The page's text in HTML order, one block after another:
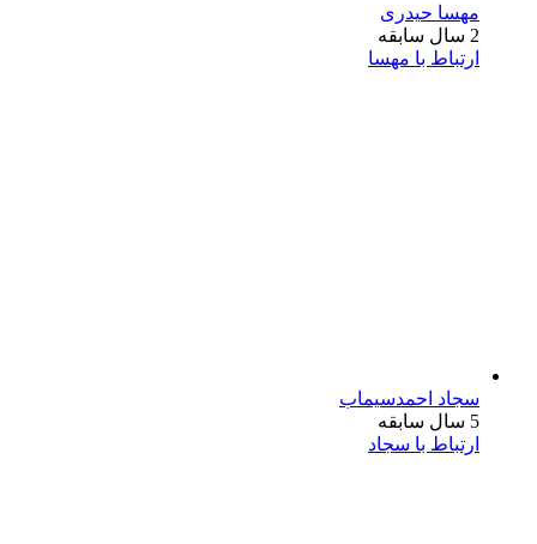
مهسا حیدری
2 سال سابقه
ارتباط با مهسا
سجاد احمدسیماب
5 سال سابقه
ارتباط با سجاد